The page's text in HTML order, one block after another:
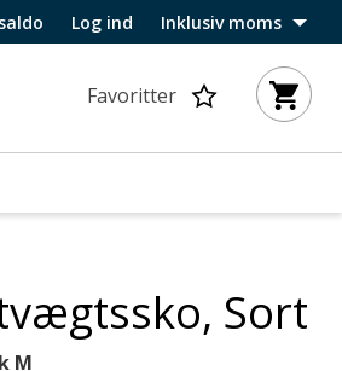
Log ind Inklusiv moms
Favoritter
Sort
M